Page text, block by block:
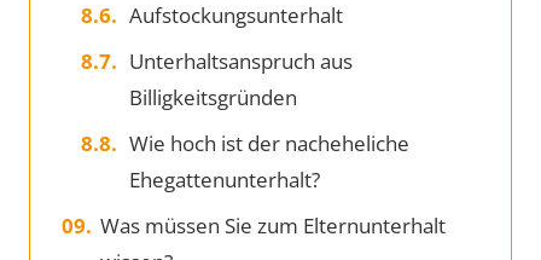
Aufstockungsunterhalt
Unterhaltsanspruch aus
Billigkeitsgründen
Wie hoch ist der nacheheliche
Ehegattenunterhalt?
Was müssen Sie zum Elternunterhalt